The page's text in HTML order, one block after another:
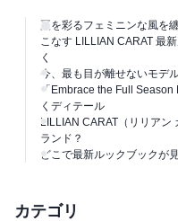
夏を彩るフェミニンな風を
こなす LILLIAN CARAT 最
く
今、最も目が離せないモデ
「Embrace the Full
くディテール
LILLIAN CARAT（リリアン
ランド？
どこで最新ルックブックが
カテゴリ